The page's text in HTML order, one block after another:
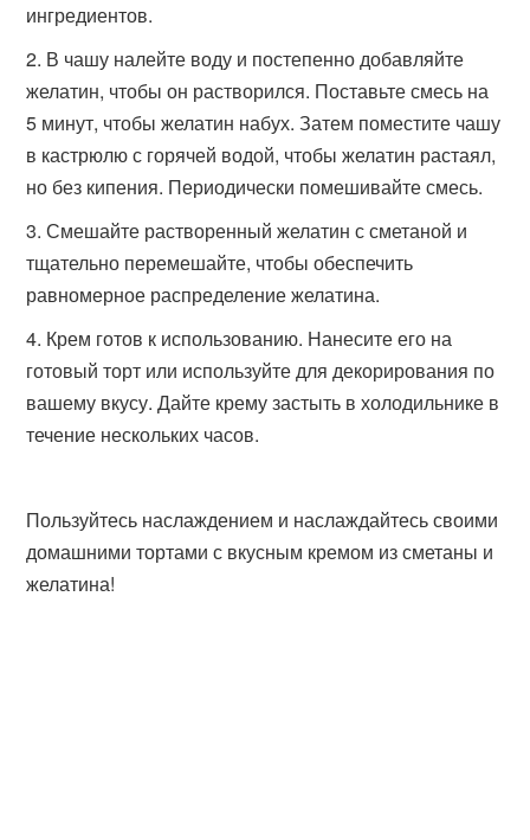
ингредиентов.
В чашу налейте воду и постепенно добавляйте
желатин, чтобы он растворился. Поставьте смесь на
5 минут, чтобы желатин набух. Затем поместите чашу
в кастрюлю с горячей водой, чтобы желатин растаял,
но без кипения. Периодически помешивайте смесь.
Смешайте растворенный желатин с сметаной и
тщательно перемешайте, чтобы обеспечить
равномерное распределение желатина.
Крем готов к использованию. Нанесите его на
готовый торт или используйте для декорирования по
вашему вкусу. Дайте крему застыть в холодильнике в
течение нескольких часов.
Пользуйтесь наслаждением и наслаждайтесь своими
домашними тортами с вкусным кремом из сметаны и
желатина!